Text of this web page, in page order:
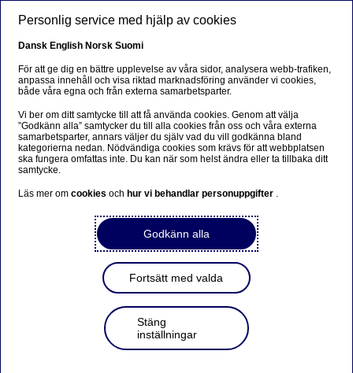
Sök
Content type
Personlig service med hjälp av cookies
Dansk English Norsk Suomi
För att ge dig en bättre upplevelse av våra sidor, analysera webb-trafiken,
anpassa innehåll och visa riktad marknadsföring använder vi cookies,
både våra egna och från externa samarbetsparter.
Vi ber om ditt samtycke till att få använda cookies. Genom att välja
”Godkänn alla” samtycker du till alla cookies från oss och våra externa
samarbetsparter, annars väljer du själv vad du vill godkänna bland
kategorierna nedan. Nödvändiga cookies som krävs för att webbplatsen
ska fungera omfattas inte. Du kan när som helst ändra eller ta tillbaka ditt
samtycke.
Läs mer omcookiesoch hur vi behandlar personuppgifter .
Godkänn alla
Fortsätt med valda
Stäng
inställningar